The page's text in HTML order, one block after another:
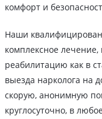
комфорт и
Наши
комплексное
реабилитацию как в
выезда нарколога на
скорую, анонимную
круглосуточно, в